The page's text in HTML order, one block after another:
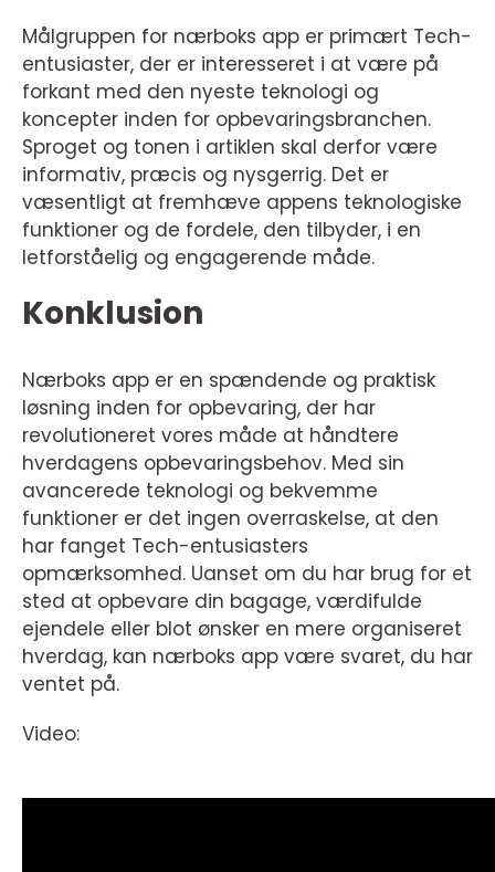
Målgruppen for nærboks app er primært Tech-
entusiaster, der er interesseret i at være på
forkant med den nyeste teknologi og
koncepter inden for opbevaringsbranchen.
Sproget og tonen i artiklen skal derfor være
informativ, præcis og nysgerrig. Det er
væsentligt at fremhæve appens teknologiske
funktioner og de fordele, den tilbyder, i en
letforståelig og engagerende måde.
Konklusion
Nærboks app er en spændende og praktisk
løsning inden for opbevaring, der har
revolutioneret vores måde at håndtere
hverdagens opbevaringsbehov. Med sin
avancerede teknologi og bekvemme
funktioner er det ingen overraskelse, at den
har fanget Tech-entusiasters
opmærksomhed. Uanset om du har brug for et
sted at opbevare din bagage, værdifulde
ejendele eller blot ønsker en mere organiseret
hverdag, kan nærboks app være svaret, du har
ventet på.
Video: